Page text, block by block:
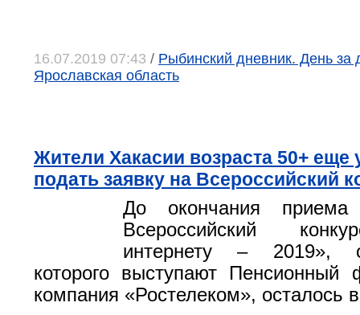
16.07.2019 07:43 / Рыбинский дневник. День за
Ярославская область
Жители Хакасии возраста 50+ еще
подать заявку на Всероссийский
До окончания
Всероссийский
интернету – 2019»,
которого выступают
компания «Ростелеком», осталось